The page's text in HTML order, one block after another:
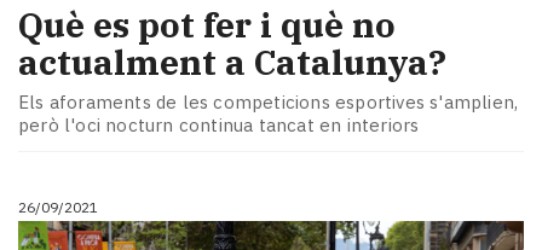
Què es pot fer i què no
actualment a Catalunya?
Els aforaments de les competicions esportives s'amplien,
però l'oci nocturn continua tancat en interiors
26/09/2021